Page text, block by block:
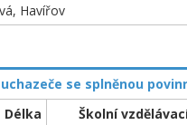
Havířov
se splněnou
Délka
Školní